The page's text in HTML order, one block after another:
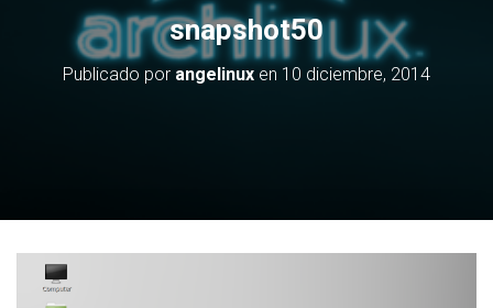
snapshot50
Publicado por angelinux en 10 diciembre, 2014